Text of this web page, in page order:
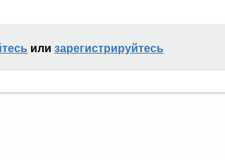
или зарегистрируйтесь